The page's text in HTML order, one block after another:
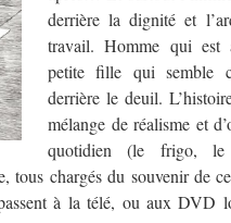
derrière la dignité et
travail. Homme qui est
petite fille qui semble
derrière le deuil.
mélange de réalisme et
quotidien (le frigo,
tous chargés du souvenir de
à la télé, ou aux DVD